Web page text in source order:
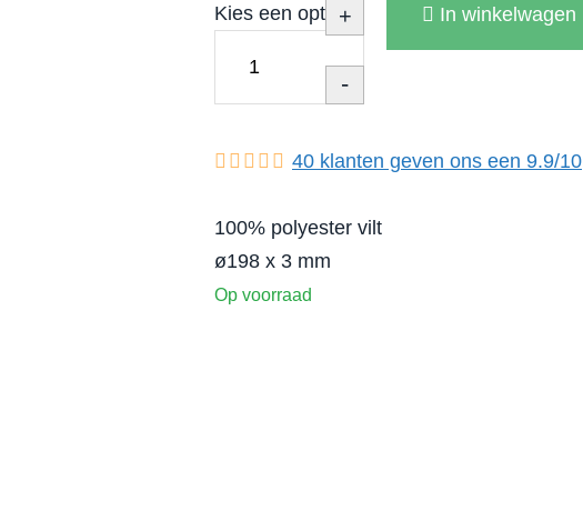
Kies een optie+
-
In winkelwagen
40 klanten geven ons een 9.9/10
100% polyester vilt
ø198 x 3 mm
Op voorraad